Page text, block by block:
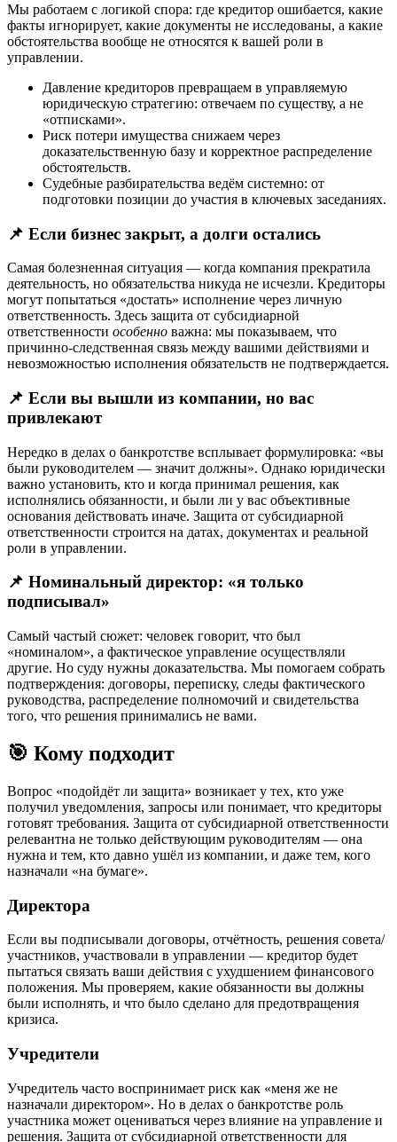
Мы работаем с логикой спора: где кредитор ошибается, какие
факты игнорирует, какие документы не исследованы, а какие
обстоятельства вообще не относятся к вашей роли в
управлении.
Давление кредиторов превращаем в управляемую
юридическую стратегию: отвечаем по существу, а не
«отписками».
Риск потери имущества снижаем через
доказательственную базу и корректное распределение
обстоятельств.
Судебные разбирательства ведём системно: от
подготовки позиции до участия в ключевых заседаниях.
📌 Если бизнес закрыт, а долги остались
Самая болезненная ситуация — когда компания прекратила
деятельность, но обязательства никуда не исчезли. Кредиторы
могут попытаться «достать» исполнение через личную
ответственность. Здесь защита от субсидиарной
ответственности особенно важна: мы показываем, что
причинно-следственная связь между вашими действиями и
невозможностью исполнения обязательств не подтверждается.
📌 Если вы вышли из компании, но вас
привлекают
Нередко в делах о банкротстве всплывает формулировка: «вы
были руководителем — значит должны». Однако юридически
важно установить, кто и когда принимал решения, как
исполнялись обязанности, и были ли у вас объективные
основания действовать иначе. Защита от субсидиарной
ответственности строится на датах, документах и реальной
роли в управлении.
📌 Номинальный директор: «я только
подписывал»
Самый частый сюжет: человек говорит, что был
«номиналом», а фактическое управление осуществляли
другие. Но суду нужны доказательства. Мы помогаем собрать
подтверждения: договоры, переписку, следы фактического
руководства, распределение полномочий и свидетельства
того, что решения принимались не вами.
🎯 Кому подходит
Вопрос «подойдёт ли защита» возникает у тех, кто уже
получил уведомления, запросы или понимает, что кредиторы
готовят требования. Защита от субсидиарной ответственности
релевантна не только действующим руководителям — она
нужна и тем, кто давно ушёл из компании, и даже тем, кого
назначали «на бумаге».
Директора
Если вы подписывали договоры, отчётность, решения совета/
участников, участвовали в управлении — кредитор будет
пытаться связать ваши действия с ухудшением финансового
положения. Мы проверяем, какие обязанности вы должны
были исполнять, и что было сделано для предотвращения
кризиса.
Учредители
Учредитель часто воспринимает риск как «меня же не
назначали директором». Но в делах о банкротстве роль
участника может оцениваться через влияние на управление и
решения. Защита от субсидиарной ответственности для